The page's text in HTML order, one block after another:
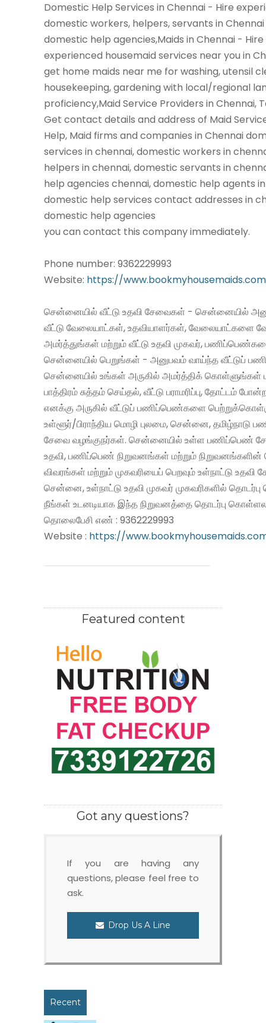
Domestic Help Services in Chennai - Hire
domestic workers, helpers, servants in
domestic help agencies,Maids in Chennai - Hire
experienced housemaid services near you in
get home maids near me for washing, utensil
housekeeping, gardening with local/regional
proficiency,Maid Service Providers in Chennai,
Get contact details and address of Maid
Help, Maid firms and companies in Chennai
services in chennai, domestic workers in
helpers in chennai, domestic servants in
help agencies chennai, domestic help agents
domestic help services contact addresses in
domestic help agencies
you can contact this company immediately.
Phone number: 9362229993
Website: https://
சென்னையில் வீட்டு உதவி சேவைகள் - சென்னையில்
வீட்டு வேலையாட்கள், உதவியாளர்கள், வேலையாட்களை
அமர்த்துங்கள் மற்றும் வீட்டு உதவி முகவர்,
சென்னையில் பெறுங்கள் - அனுபவம் வாய்ந்த வீட்டுப்
சென்னையில் உங்கள் அருகில் அமர்த்திக் கொள்ளுங்கள்
பாத்திரம் சுத்தம் செய்தல், வீட்டு பராமரிப்பு, தோட்டம்
எனக்கு அருகில் வீட்டுப் பணிப்பெண்களை
உள்ளூர்/பிராந்திய மொழி புலமை, சென்னை, தமிழ்நாடு
சேவை வழங்குநர்கள். சென்னையில் உள்ள பணிப்பெண்
உதவி, பணிப்பெண் நிறுவனங்கள் மற்றும் நிறுவனங்களின்
விவரங்கள் மற்றும் முகவரியைப் பெறவும் உள்நாட்டு உதவி
சென்னை, உள்நாட்டு உதவி முகவர் முகவரிகளில்
நீங்கள் உடனடியாக இந்த நிறுவனத்தை தொடர்பு
தொலைபேசி எண் : 9362229993
Website : https://
Featured content
Got any questions?
If you are having any
questions, please feel free to
ask.
Drop Us A Line
Recent